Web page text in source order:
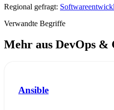
Regional gefragt:
Verwandte Begriffe
Mehr aus DevOps &
Ansible